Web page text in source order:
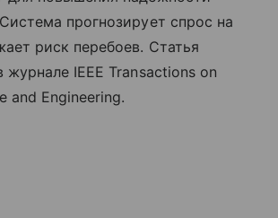
прогнозирует спрос на
риск перебоев. Статья
журнале IEEE Transactions on
and Engineering.